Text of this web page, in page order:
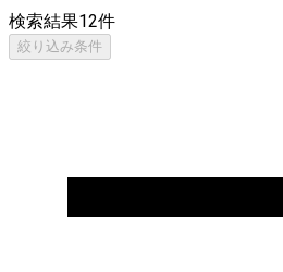
検索結果12件
絞り込み条件